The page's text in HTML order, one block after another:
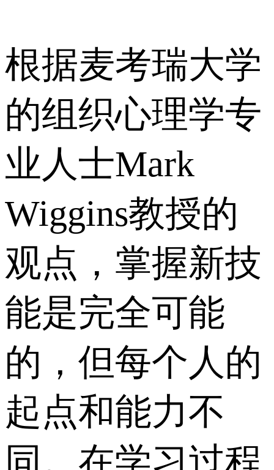
根据麦考瑞大学
的组织心理学专
业人士Mark
Wiggins教授的
观点，掌握新技
能是完全可能
的，但每个人的
起点和能力不
同。在学习过程